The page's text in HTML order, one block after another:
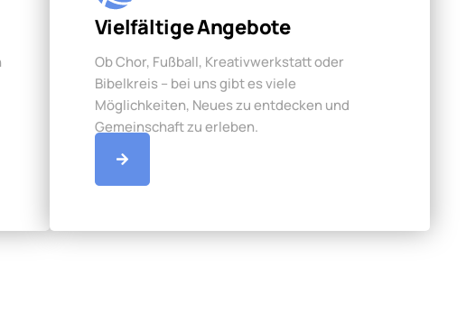
Vielfältige Angebote
Ob Chor, Fußball, Kreativwerkstatt oder
Bibelkreis – bei uns gibt es viele
Möglichkeiten, Neues zu entdecken und
Gemeinschaft zu erleben.